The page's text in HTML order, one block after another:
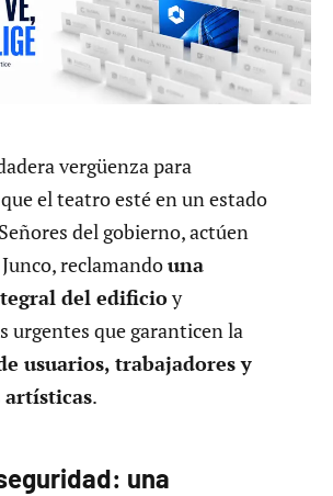
vergüenza para
el teatro esté en un estado
del gobierno, actúen
reclamandouna
del edificioy
urgentes que garanticen la
usuarios, trabajadores y
artísticas.
una